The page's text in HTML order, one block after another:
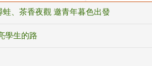
、茶香夜觀 邀青年暮色出發
學生的路